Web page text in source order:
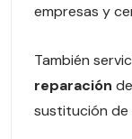
empresas y
También
reparación
sustitución de